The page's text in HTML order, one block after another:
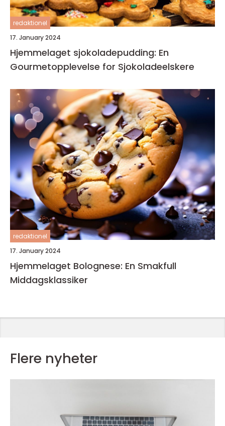
redaktionel
17. January 2024
Hjemmelaget sjokoladepudding: En
Gourmetopplevelse for Sjokoladeelskere
redaktionel
17. January 2024
Hjemmelaget Bolognese: En Smakfull
Middagsklassiker
Flere nyheter